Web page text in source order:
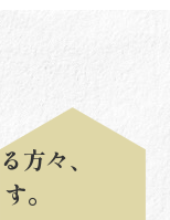
方々、
。